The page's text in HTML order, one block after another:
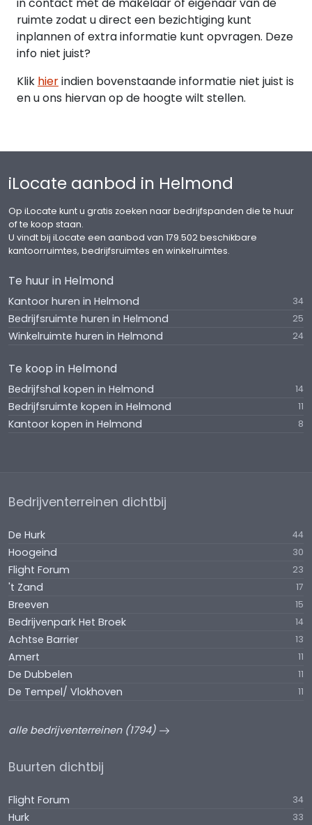
ruimte zodat u direct een bezichtiging kunt
inplannen of extra informatie kunt opvragen. Deze
info niet juist?
Klik hierindien bovenstaande informatie niet juist is
en u ons hiervan op de hoogte wilt stellen.
iLocate aanbod in Helmond
Op iLocate kunt u gratis zoeken naar bedrijfspanden die te huur
of te koop staan.
U vindt bij iLocate een aanbod van 179.502 beschikbare
kantoorruimtes, bedrijfsruimtes en winkelruimtes.
Te huur in Helmond
Kantoor huren in Helmond 34
Bedrijfsruimte huren in Helmond 25
Winkelruimte huren in Helmond 24
Te koop in Helmond
Bedrijfshal kopen in Helmond 14
Bedrijfsruimte kopen in Helmond 11
Kantoor kopen in Helmond 8
Bedrijventerreinen dichtbij
De Hurk 44
Hoogeind 30
Flight Forum 23
't Zand 17
Breeven 15
Bedrijvenpark Het Broek 14
Achtse Barrier 13
Amert 11
De Dubbelen 11
De Tempel/ Vlokhoven 11
alle bedrijventerreinen (1794)
Buurten dichtbij
Flight Forum 34
Hurk 33